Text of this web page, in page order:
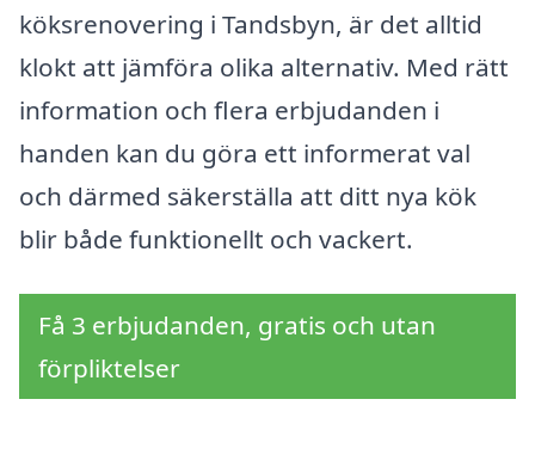
köksrenovering i Tandsbyn, är det alltid
klokt att jämföra olika alternativ. Med rätt
information och flera erbjudanden i
handen kan du göra ett informerat val
och därmed säkerställa att ditt nya kök
blir både funktionellt och vackert.
Få 3 erbjudanden, gratis och utan
förpliktelser